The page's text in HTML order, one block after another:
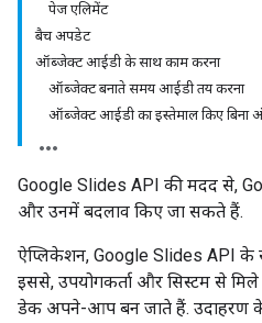
पेज एलिमेंट
बैच अपडेट
ऑब्जेक्ट आईडी के साथ काम करना
ऑब्जेक्ट बनाते समय आईडी तय करना
ऑब्जेक्ट आईडी का इस्तेमाल किए बिना
Google Slides API की मदद से,
और उनमें बदलाव किए जा सकते हैं.
ऐप्लिकेशन, Google Slides API के
इससे, उपयोगकर्ता और सिस्टम से
डेक अपने-आप बन जाते हैं. उदाहरण के